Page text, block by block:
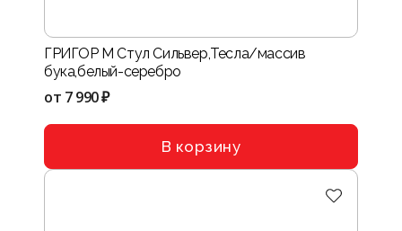
ГРИГОР М Стул Сильвер,Тесла/массив
бука,белый-серебро
от 7 990 ₽
В корзину